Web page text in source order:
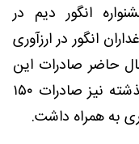
انگور دیم در
انگور در ارزآوری
حاضر صادرات این
محصول ۶۵ هزار تن است، در سال گذشته نیز صادرات ۱۵۰